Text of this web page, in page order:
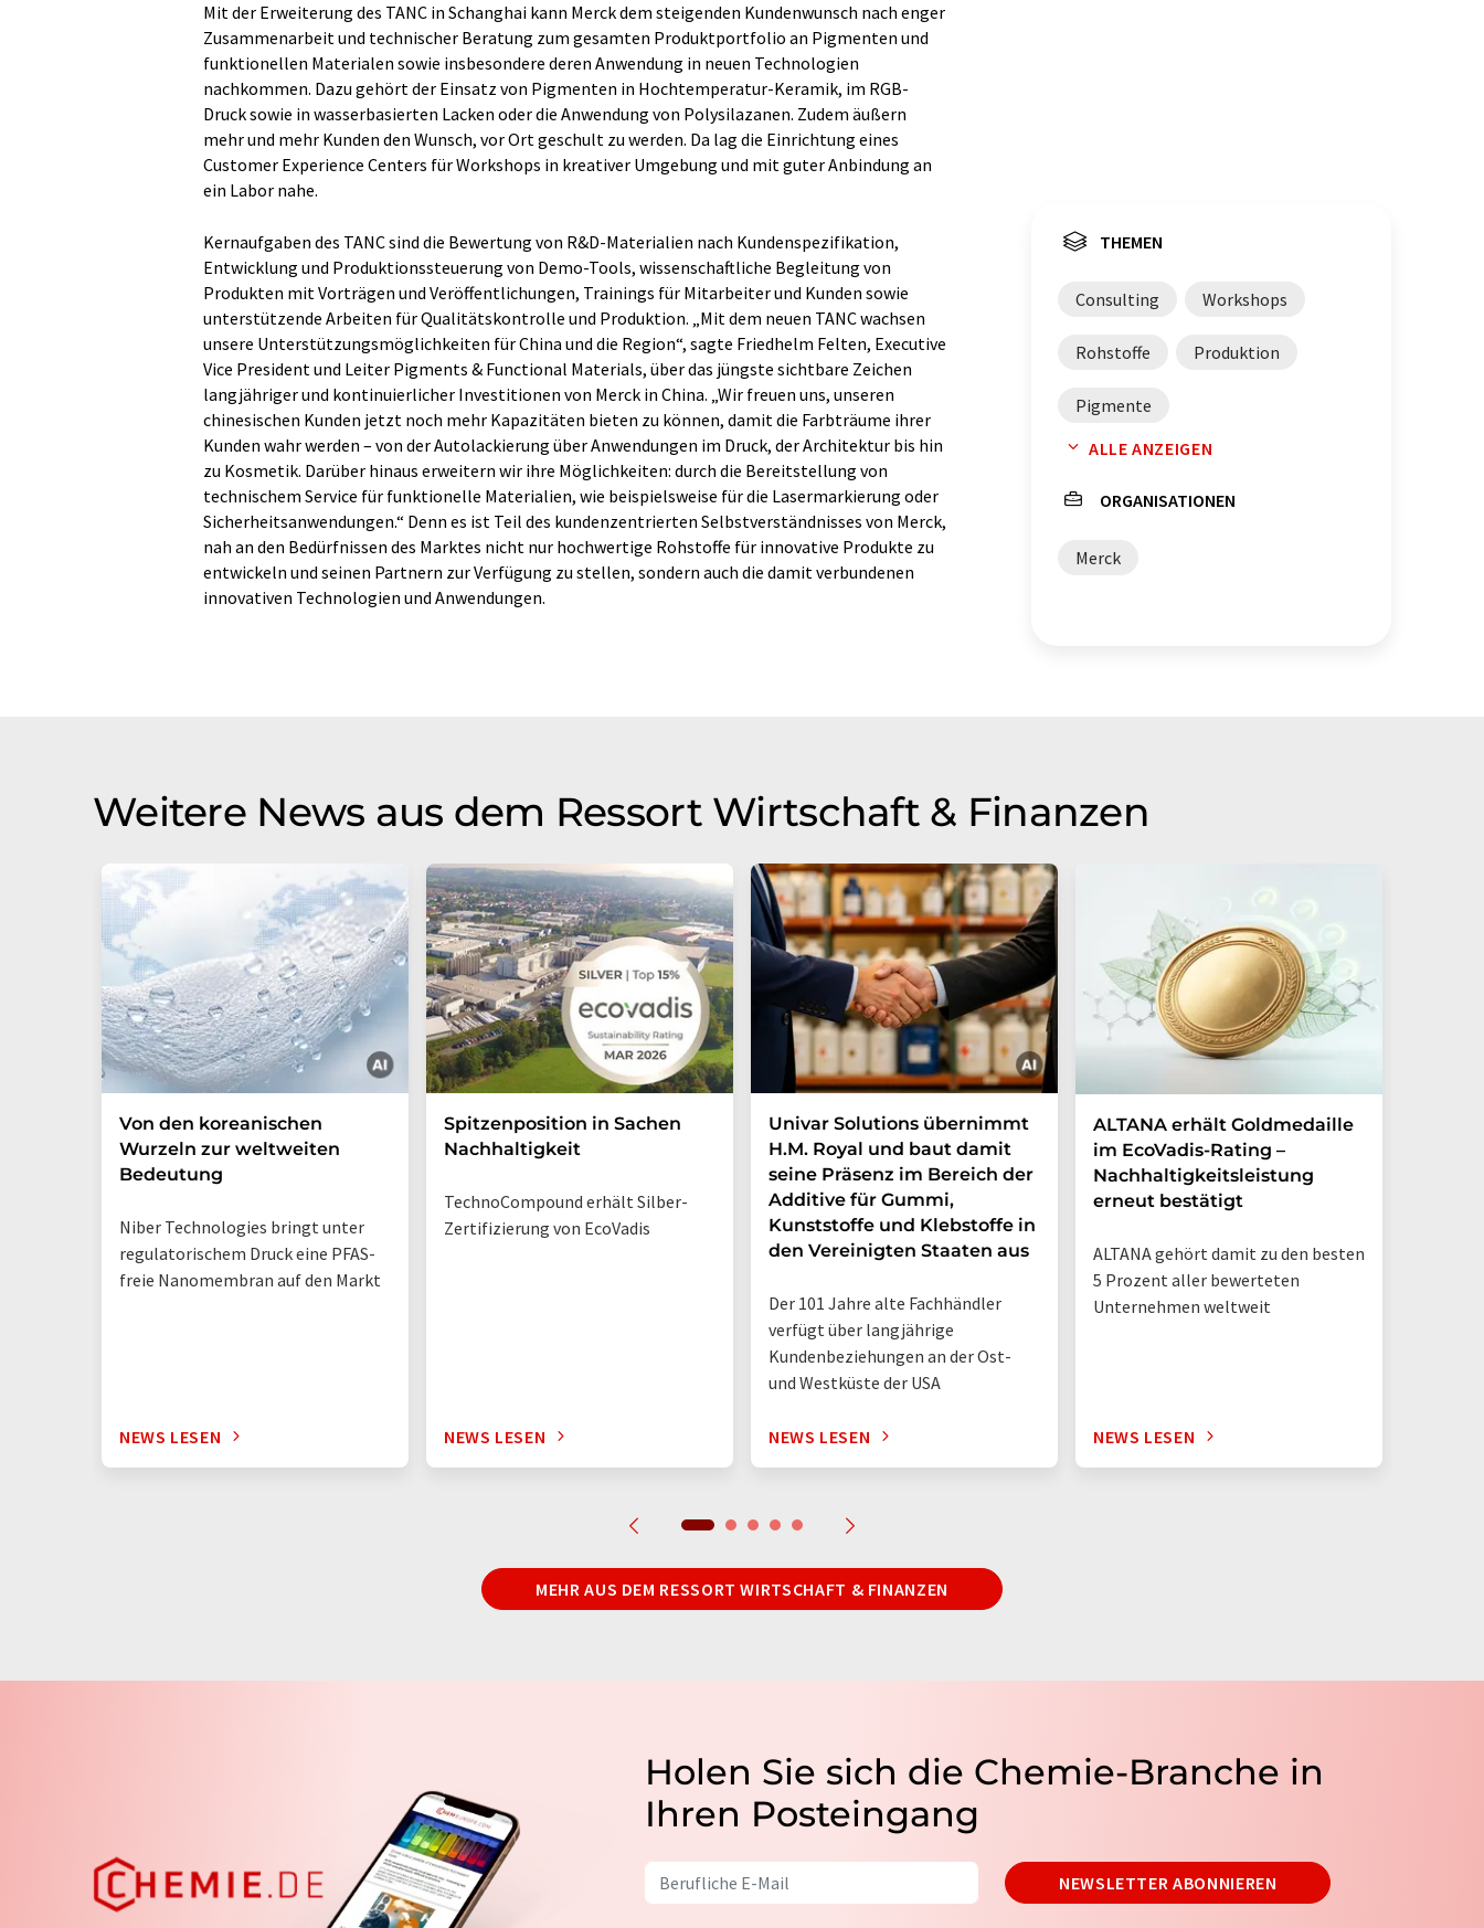
Mit der Erweiterung des TANC in Schanghai kann Merck dem steigenden Kundenwunsch nach enger
Zusammenarbeit und technischer Beratung zum gesamten Produktportfolio an Pigmenten und
funktionellen Materialen sowie insbesondere deren Anwendung in neuen Technologien
nachkommen. Dazu gehört der Einsatz von Pigmenten in Hochtemperatur-Keramik, im RGB-
Druck sowie in wasserbasierten Lacken oder die Anwendung von Polysilazanen. Zudem äußern
mehr und mehr Kunden den Wunsch, vor Ort geschult zu werden. Da lag die Einrichtung eines
Customer Experience Centers für Workshops in kreativer Umgebung und mit guter Anbindung an
ein Labor nahe.
Kernaufgaben des TANC sind die Bewertung von R&D-Materialien nach Kundenspezifikation,
Entwicklung und Produktionssteuerung von Demo-Tools, wissenschaftliche Begleitung von
Produkten mit Vorträgen und Veröffentlichungen, Trainings für Mitarbeiter und Kunden sowie
unterstützende Arbeiten für Qualitätskontrolle und Produktion. „Mit dem neuen TANC wachsen
unsere Unterstützungsmöglichkeiten für China und die Region“, sagte Friedhelm Felten, Executive
Vice President und Leiter Pigments & Functional Materials, über das jüngste sichtbare Zeichen
langjähriger und kontinuierlicher Investitionen von Merck in China. „Wir freuen uns, unseren
chinesischen Kunden jetzt noch mehr Kapazitäten bieten zu können, damit die Farbträume ihrer
Kunden wahr werden – von der Autolackierung über Anwendungen im Druck, der Architektur bis hin
zu Kosmetik. Darüber hinaus erweitern wir ihre Möglichkeiten: durch die Bereitstellung von
technischem Service für funktionelle Materialien, wie beispielsweise für die Lasermarkierung oder
Sicherheitsanwendungen.“ Denn es ist Teil des kundenzentrierten Selbstverständnisses von Merck,
nah an den Bedürfnissen des Marktes nicht nur hochwertige Rohstoffe für innovative Produkte zu
entwickeln und seinen Partnern zur Verfügung zu stellen, sondern auch die damit verbundenen
innovativen Technologien und Anwendungen.
THEMEN
Consulting Workshops
Rohstoffe Produktion
Pigmente
Performance Materials
funktionelle Materialien
Keramik
ALLE ANZEIGEN
ORGANISATIONEN
Merck
Weitere News aus dem Ressort Wirtschaft & Finanzen
Von den koreanischen
Wurzeln zur weltweiten
Bedeutung
Niber Technologies bringt unter
regulatorischem Druck eine PFAS-
freie Nanomembran auf den Markt
NEWS LESEN
Spitzenposition in Sachen
Nachhaltigkeit
TechnoCompound erhält Silber-
Zertifizierung von EcoVadis
NEWS LESEN
Univar Solutions übernimmt
H.M. Royal und baut damit
seine Präsenz im Bereich der
Additive für Gummi,
Kunststoffe und Klebstoffe in
den Vereinigten Staaten aus
Der 101 Jahre alte Fachhändler
verfügt über langjährige
Kundenbeziehungen an der Ost-
und Westküste der USA
NEWS LESEN
ALTANA erhält Goldmedaille
im EcoVadis-Rating –
Nachhaltigkeitsleistung
erneut bestätigt
ALTANA gehört damit zu den besten
5 Prozent aller bewerteten
Unternehmen weltweit
NEWS LESEN
MEHR AUS DEM RESSORT WIRTSCHAFT & FINANZEN
Holen Sie sich die Chemie-Branche in
Ihren Posteingang
NEWSLETTER ABONNIEREN